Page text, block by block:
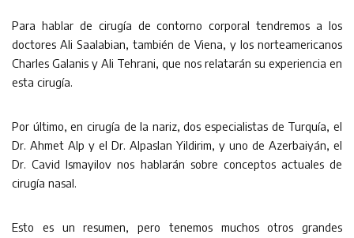
Para hablar de cirugía de contorno corporal tendremos a los
doctores Ali Saalabian, también de Viena, y los norteamericanos
Charles Galanis y Ali Tehrani, que nos relatarán su experiencia en
esta cirugía.
Por último, en cirugía de la nariz, dos especialistas de Turquía, el
Dr. Ahmet Alp y el Dr. Alpaslan Yildirim, y uno de Azerbaiyán, el
Dr. Cavid Ismayilov nos hablarán sobre conceptos actuales de
cirugía nasal.
Esto es un resumen, pero tenemos muchos otros grandes